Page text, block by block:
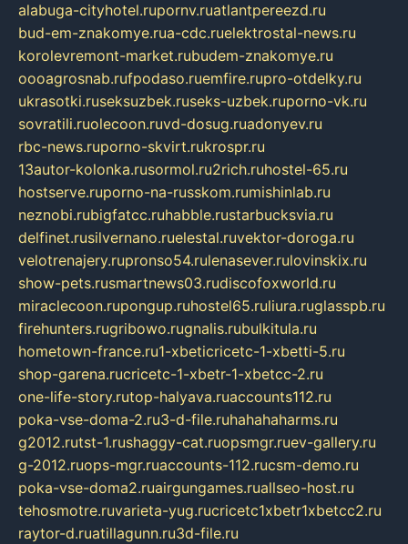
alabuga-cityhotel.rupornv.ruatlantpereezd.ru
bud-em-znakomye.rua-cdc.ruelektrostal-news.ru
korolevremont-market.rubudem-znakomye.ru
oooagrosnab.rufpodaso.ruemfire.rupro-otdelky.ru
ukrasotki.ruseksuzbek.ruseks-uzbek.ruporno-vk.ru
sovratili.ruolecoon.ruvd-dosug.ruadonyev.ru
rbc-news.ruporno-skvirt.rukrospr.ru
13autor-kolonka.rusormol.ru2rich.ruhostel-65.ru
hostserve.ruporno-na-russkom.rumishinlab.ru
neznobi.rubigfatcc.ruhabble.rustarbucksvia.ru
delfinet.rusilvernano.ruelestal.ruvektor-doroga.ru
velotrenajery.rupronso54.rulenasever.rulovinskix.ru
show-pets.rusmartnews03.rudiscofoxworld.ru
miraclecoon.rupongup.ruhostel65.ruliura.ruglasspb.ru
firehunters.rugribowo.rugnalis.rubulkitula.ru
hometown-france.ru1-xbeticricetc-1-xbetti-5.ru
shop-garena.rucricetc-1-xbetr-1-xbetcc-2.ru
one-life-story.rutop-halyava.ruaccounts112.ru
poka-vse-doma-2.ru3-d-file.ruhahahaharms.ru
g2012.rutst-1.rushaggy-cat.ruopsmgr.ruev-gallery.ru
g-2012.ruops-mgr.ruaccounts-112.rucsm-demo.ru
poka-vse-doma2.ruairgungames.ruallseo-host.ru
tehosmotre.ruvarieta-yug.rucricetc1xbetr1xbetcc2.ru
raytor-d.ruatillagunn.ru3d-file.ru